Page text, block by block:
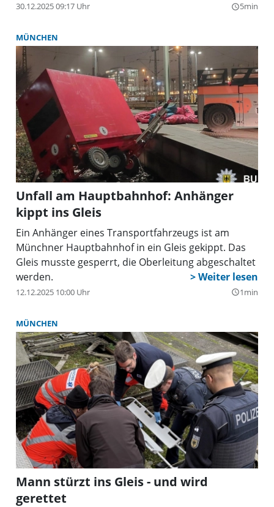
30.12.2025 09:17 Uhr query_builder5min
MÜNCHEN
Unfall am Hauptbahnhof: Anhänger
kippt ins Gleis
Ein Anhänger eines Transportfahrzeugs ist am
Münchner Hauptbahnhof in ein Gleis gekippt. Das
Gleis musste gesperrt, die Oberleitung abgeschaltet
werden.
12.12.2025 10:00 Uhr query_builder1min
MÜNCHEN
Mann stürzt ins Gleis - und wird
gerettet